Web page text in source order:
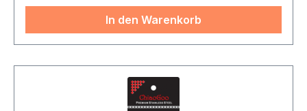
In den Warenkorb